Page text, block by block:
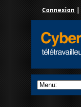
Connexion |